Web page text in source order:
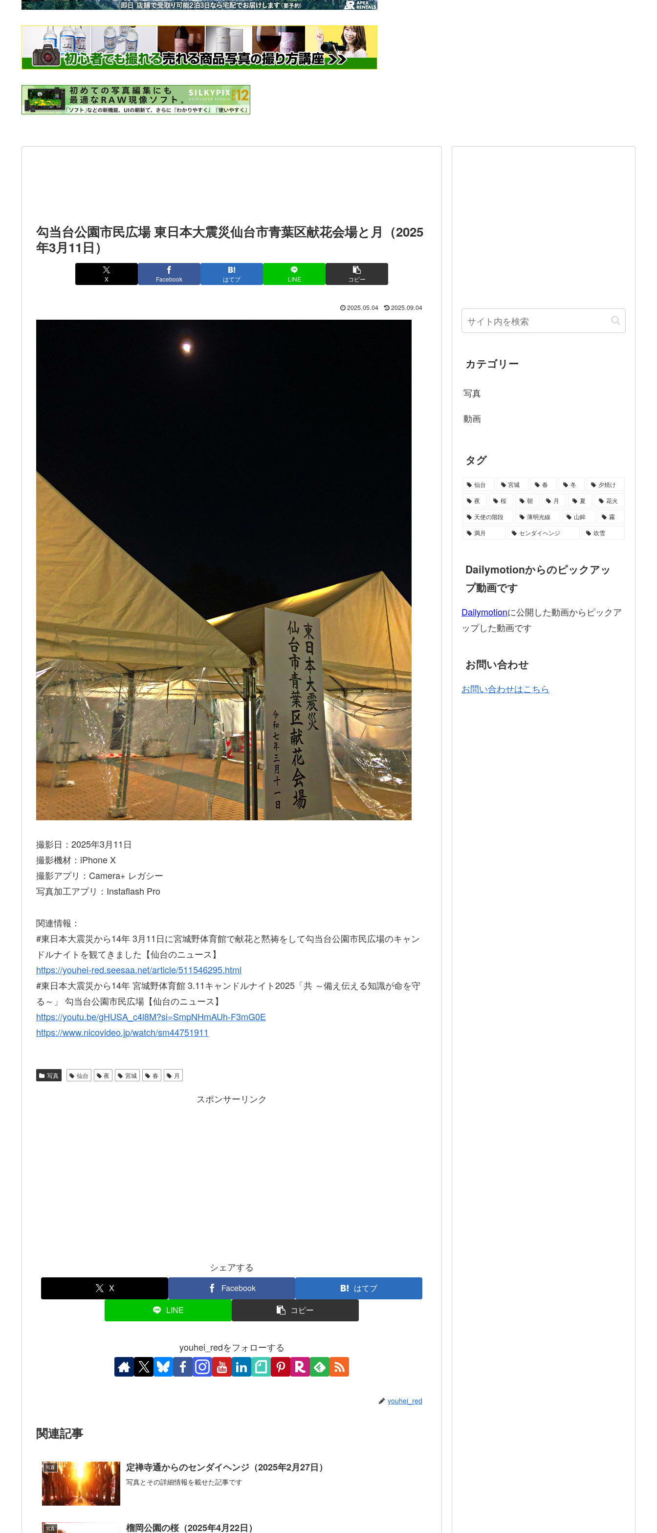
勾当台公園市民広場 東日本大震災仙台市青葉区献花会場と月（2025
年3月11日）
X Facebook はてブ LINE コピー
2025.05.04 2025.09.04
撮影日：2025年3月11日
撮影機材：iPhone X
撮影アプリ：Camera+ レガシー
写真加工アプリ：Instaflash Pro
関連情報：
#東日本大震災から14年 3月11日に宮城野体育館で献花と黙祷をして勾当台公園市民広場のキャン
ドルナイトを観てきました【仙台のニュース】
https://youhei-red.seesaa.net/article/511546295.html
#東日本大震災から14年 宮城野体育館 3.11キャンドルナイト2025「共 ～備え伝える知識が命を守
る～」 勾当台公園市民広場【仙台のニュース】
https://youtu.be/gHUSA_c4l8M?si=SmpNHmAUh-F3mG0E
https://www.nicovideo.jp/watch/sm44751911
写真 仙台 夜 宮城 春 月
スポンサーリンク
シェアする
X Facebook
はてブ
LINE
コピー
youhei_redをフォローする
youhei_red
関連記事
写真 定禅寺通からのセンダイヘンジ（2025年2月27日）
写真とその詳細情報を載せた記事です
写真 榴岡公園の桜（2025年4月22日）
カテゴリー
写真
動画
タグ
仙台 宮城 春 冬
夕焼け
夜
桜 朝 月 夏
花火
天使の階段
薄明光線 山鉾
霧
満月
センダイヘンジ 吹雪
Dailymotionからのピックアッ
プ動画です
Dailymotionに公開した動画からピックア
ップした動画です
お問い合わせ
お問い合わせはこちら